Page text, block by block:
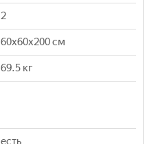
2
60x60x200 см
69.5 кг
есть